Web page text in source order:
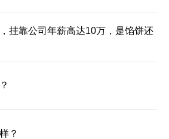
挂靠公司年薪高达10万，是馅饼还
？